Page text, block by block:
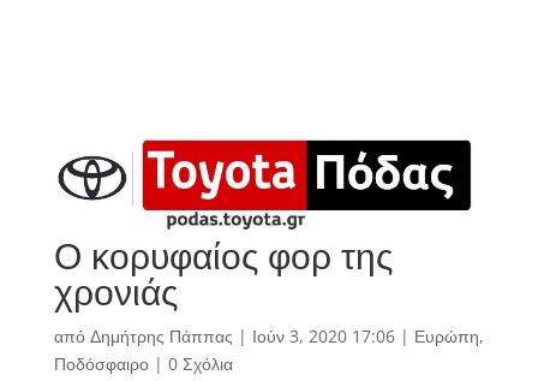
Ο κορυφαίος φορ της
χρονιάς
από Δημήτρης Πάππας | Ιούν 3, 2020 17:06| Ευρώπη,
Ποδόσφαιρο| 0 Σχόλια